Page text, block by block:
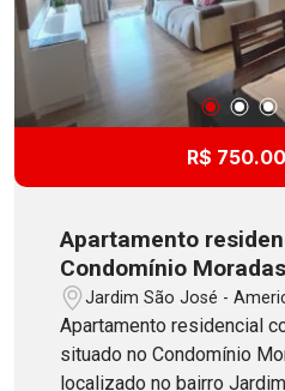
R$
Apartamento
Condomínio
Americana
Jardim São José -
Apartamento residencial
situado no Condomínio
localizado no bairro